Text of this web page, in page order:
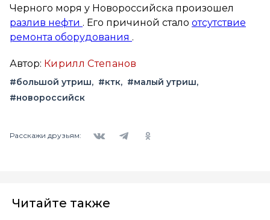
Черного моря у Новороссийска произошел
разлив нефти . Его причиной стало отсутствие
ремонта оборудования .
Автор: Кирилл Степанов
#большой утриш #ктк
#малый утриш
#новороссийск
Расскажи друзьям:
Читайте также